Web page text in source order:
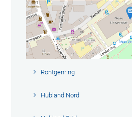
Röntgenring
Hubland Nord